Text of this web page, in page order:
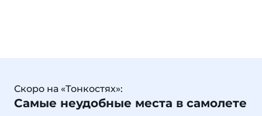
Скоро на «Тонкостях»:
Самые неудобные места в самолете